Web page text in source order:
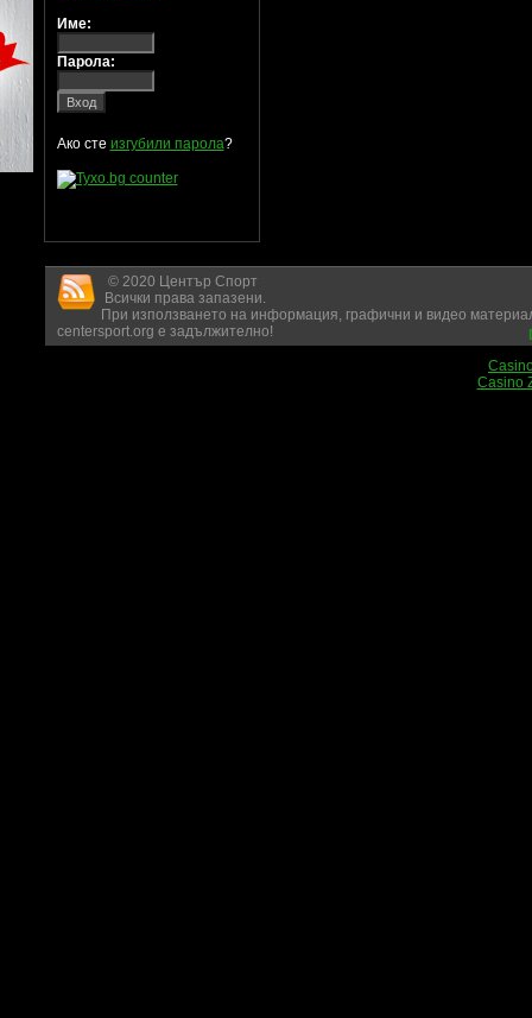
Име:
Парола:
Ако сте изгубили парола?
© 2020 Център Спорт
Всички права запазени.
При използването на информация, графични и видео
centersport.org е задължително!
Casino